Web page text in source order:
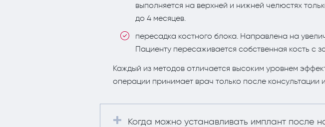
выполняется на верхней и нижней челюстях
до 4 месяцев.
пересадка костного блока. Направлена на
Пациенту пересаживается собственная кость с
Каждый из методов отличается высоким уровнем
операции принимает врач только после консультации
Когда можно устанавливать имплант после